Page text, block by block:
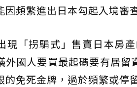
因頻繁進出日本勾起入境審
現「拐騙式」售賣日本房
外國人要買最起碼要有居
的免死金牌，過於頻繁或停